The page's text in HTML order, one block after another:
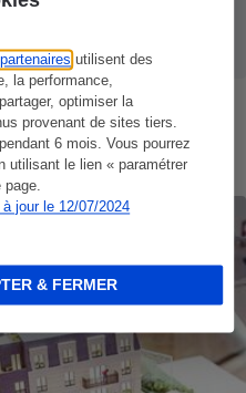
utilisent des
la performance,
optimiser la
provenant de sites tiers.
6 mois. Vous pourrez
utilisant le lien « paramétrer
page.
jour le 12/07/2024
& FERMER